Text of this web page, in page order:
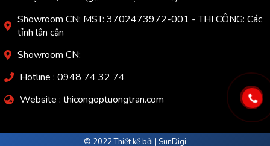
Showroom CN: MST: 3702473972-001 - THI CÔNG: Các
tỉnh lân cận
Showroom CN:
Hotline : 0948 74 32 74
Website : thicongoptuongtran.com
© 2022 Thiết kế bởi | SunDigi